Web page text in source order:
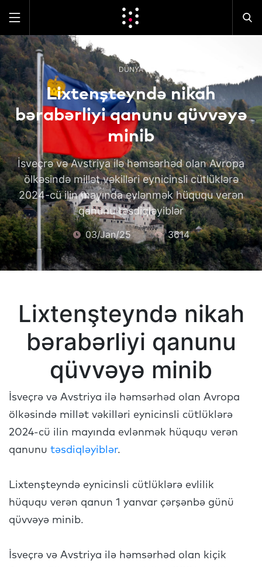
DÜNYA
Lixtenşteyndə nikah
bərabərliyi qanunu qüvvəyə
minib
İsveçrə və Avstriya ilə həmsərhəd olan Avropa
ölkəsində millət vəkilləri eynicinsli cütlüklərə
2024-cü ilin mayında evlənmək hüququ verən
qanunu təsdiqləyiblər
03/Jan/25 3614
Lixtenşteyndə nikah
bərabərliyi qanunu
qüvvəyə minib
İsveçrə və Avstriya ilə həmsərhəd olan Avropa
ölkəsində millət vəkilləri eynicinsli cütlüklərə
2024-cü ilin mayında evlənmək hüququ verən
qanunu təsdiqləyiblər.
Lixtenşteyndə eynicinsli cütlüklərə evlilik
hüququ verən qanun 1 yanvar çərşənbə günü
qüvvəyə minib.
İsveçrə və Avstriya ilə həmsərhəd olan kiçik